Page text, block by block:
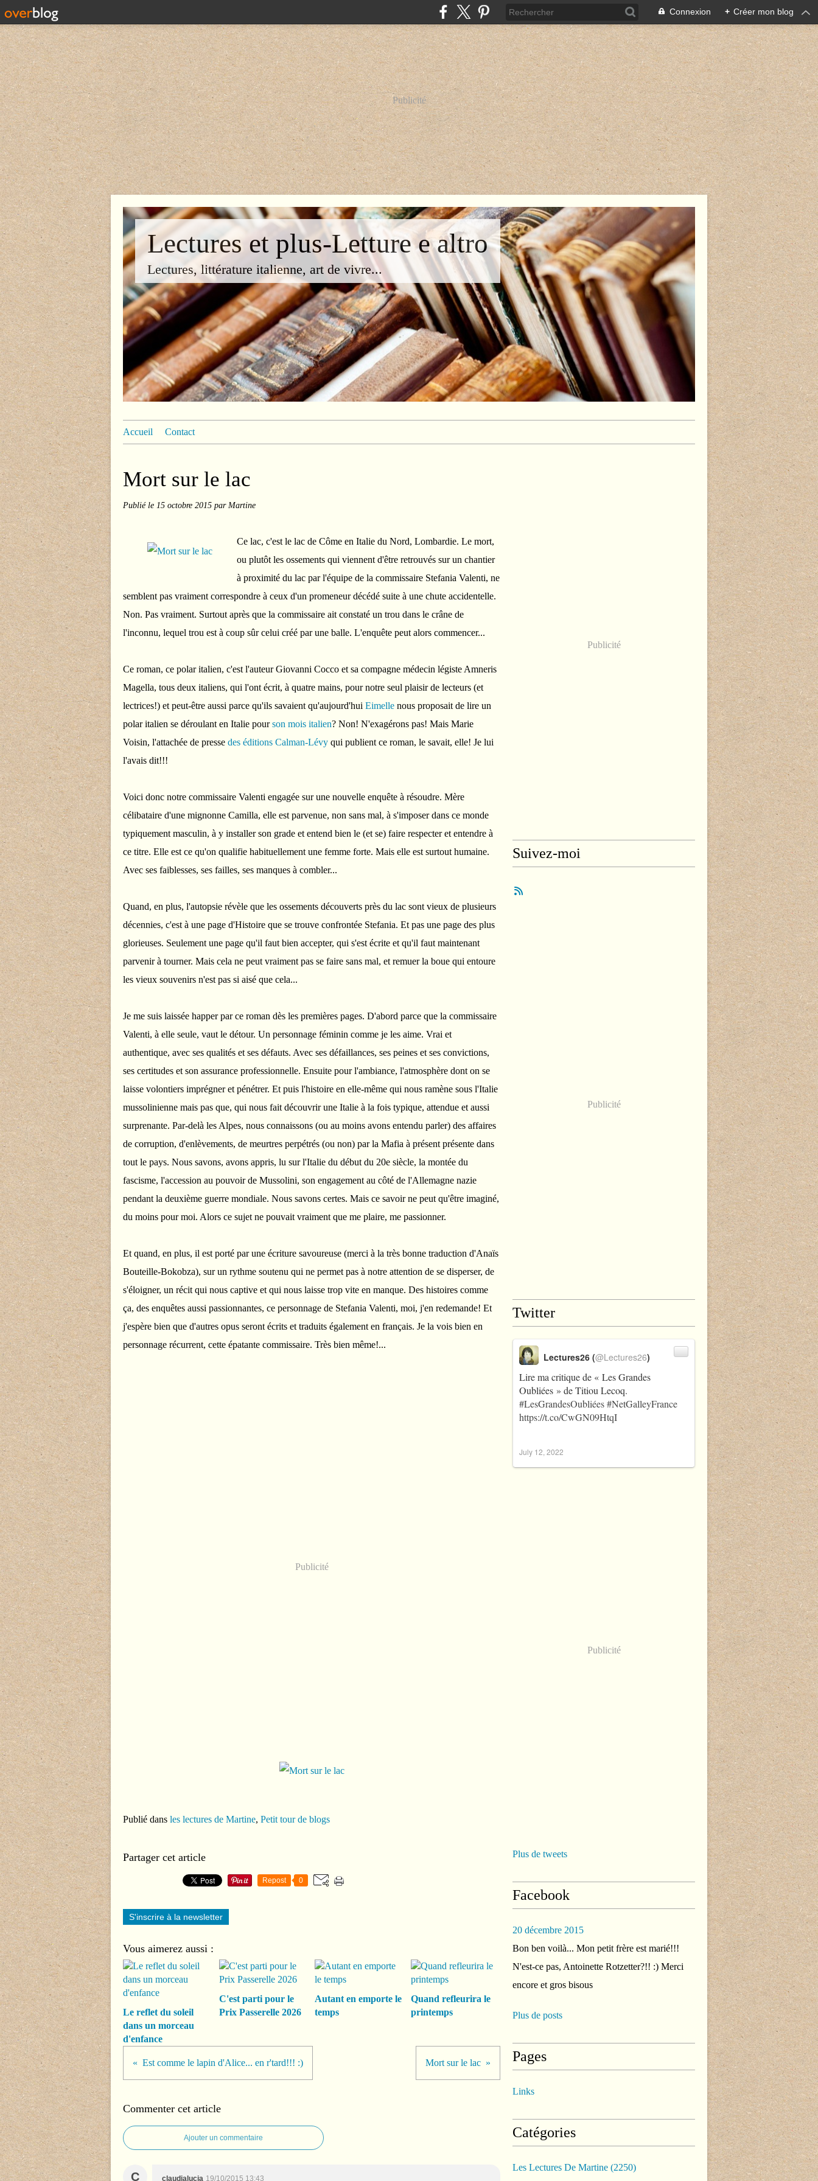
Connexion + Créer mon blog
Publicité
Lectures et plus-Letture e altro
Lectures, littérature italienne, art de vivre...
Accueil Contact
Mort sur le lac
Publié le 15 octobre 2015 par Martine
Ce lac, c'est le lac de Côme en Italie du Nord, Lombardie. Le mort,
ou plutôt les ossements qui viennent d'être retrouvés sur un chantier
à proximité du lac par l'équipe de la commissaire Stefania Valenti, ne
semblent pas vraiment correspondre à ceux d'un promeneur décédé suite à une chute accidentelle.
Non. Pas vraiment. Surtout après que la commissaire ait constaté un trou dans le crâne de
l'inconnu, lequel trou est à coup sûr celui créé par une balle. L'enquête peut alors commencer...
Ce roman, ce polar italien, c'est l'auteur Giovanni Cocco et sa compagne médecin légiste Amneris
Magella, tous deux italiens, qui l'ont écrit, à quatre mains, pour notre seul plaisir de lecteurs (et
lectrices!) et peut-être aussi parce qu'ils savaient qu'aujourd'hui Eimelle nous proposait de lire un
polar italien se déroulant en Italie pourson mois italien? Non! N'exagérons pas! Mais Marie
Voisin, l'attachée de presse des éditions Calman-Lévy qui publient ce roman, le savait, elle! Je lui
l'avais dit!!!
Voici donc notre commissaire Valenti engagée sur une nouvelle enquête à résoudre. Mère
célibataire d'une mignonne Camilla, elle est parvenue, non sans mal, à s'imposer dans ce monde
typiquement masculin, à y installer son grade et entend bien le (et se) faire respecter et entendre à
ce titre. Elle est ce qu'on qualifie habituellement une femme forte. Mais elle est surtout humaine.
Avec ses faiblesses, ses failles, ses manques à combler...
Quand, en plus, l'autopsie révèle que les ossements découverts près du lac sont vieux de plusieurs
décennies, c'est à une page d'Histoire que se trouve confrontée Stefania. Et pas une page des plus
glorieuses. Seulement une page qu'il faut bien accepter, qui s'est écrite et qu'il faut maintenant
parvenir à tourner. Mais cela ne peut vraiment pas se faire sans mal, et remuer la boue qui entoure
les vieux souvenirs n'est pas si aisé que cela...
Je me suis laissée happer par ce roman dès les premières pages. D'abord parce que la commissaire
Valenti, à elle seule, vaut le détour. Un personnage féminin comme je les aime. Vrai et
authentique, avec ses qualités et ses défauts. Avec ses défaillances, ses peines et ses convictions,
ses certitudes et son assurance professionnelle. Ensuite pour l'ambiance, l'atmosphère dont on se
laisse volontiers imprégner et pénétrer. Et puis l'histoire en elle-même qui nous ramène sous l'Italie
mussolinienne mais pas que, qui nous fait découvrir une Italie à la fois typique, attendue et aussi
surprenante. Par-delà les Alpes, nous connaissons (ou au moins avons entendu parler) des affaires
de corruption, d'enlèvements, de meurtres perpétrés (ou non) par la Mafia à présent présente dans
tout le pays. Nous savons, avons appris, lu sur l'Italie du début du 20e siècle, la montée du
fascisme, l'accession au pouvoir de Mussolini, son engagement au côté de l'Allemagne nazie
pendant la deuxième guerre mondiale. Nous savons certes. Mais ce savoir ne peut qu'être imaginé,
du moins pour moi. Alors ce sujet ne pouvait vraiment que me plaire, me passionner.
Et quand, en plus, il est porté par une écriture savoureuse (merci à la très bonne traduction d'Anaïs
Bouteille-Bokobza), sur un rythme soutenu qui ne permet pas à notre attention de se disperser, de
s'éloigner, un récit qui nous captive et qui nous laisse trop vite en manque. Des histoires comme
ça, des enquêtes aussi passionnantes, ce personnage de Stefania Valenti, moi, j'en redemande! Et
j'espère bien que d'autres opus seront écrits et traduits également en français. Je la vois bien en
personnage récurrent, cette épatante commissaire. Très bien même!...
Publicité
Publié dans les lectures de Martine, Petit tour de blogs
Partager cet article
Repost 0
S'inscrire à la newsletter
Vous aimerez aussi :
Le reflet du soleil
dans un morceau
d'enfance
C'est parti pour le
Prix Passerelle 2026
Autant en emporte le
temps
Quand refleurira le
printemps
Est comme le lapin d'Alice... en r'tard!!! :) Mort sur le lac
Commenter cet article
Ajouter un commentaire
C claudialucia 19/10/2015 13:43
Publicité
Suivez-moi
Publicité
Twitter
Lire ma critique de « Les Grandes
Oubliées » de Titiou Lecoq.
#LesGrandesOubliées#NetGalleyFrance
https://t.co/CwGN09HtqI
Lectures26 (@Lectures26)
July 12, 2022
Publicité
Plus de tweets
Facebook
20 décembre 2015
Bon ben voilà... Mon petit frère est marié!!!
N'est-ce pas, Antoinette Rotzetter?!! :) Merci
encore et gros bisous
Plus de posts
Pages
Links
Catégories
Les Lectures De Martine (2250)